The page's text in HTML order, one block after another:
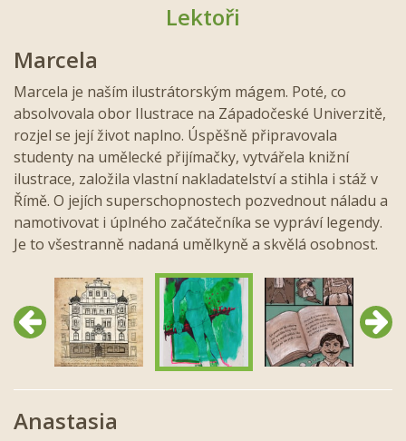
Lektoři
Marcela
Marcela je naším ilustrátorským mágem. Poté, co
absolvovala obor Ilustrace na Západočeské Univerzitě,
rozjel se její život naplno. Úspěšně připravovala
studenty na umělecké přijímačky, vytvářela knižní
ilustrace, založila vlastní nakladatelství a stihla i stáž v
Římě. O jejích superschopnostech pozvednout náladu a
namotivovat i úplného začátečníka se vypráví legendy.
Je to všestranně nadaná umělkyně a skvělá osobnost.
Předchozí Další
Anastasia